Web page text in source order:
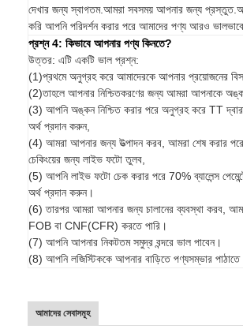
দেখার জন্য স্বাগতম.আমরা সবসময় আপনার জন্য
করি আপনি পরিদর্শন করার পরে আমাদের পণ্য আরও
প্রশ্ন 4: কিভাবে আপনার পণ্য কিনতে?
উত্তর: এটি একটি ভাল প্রশ্ন:
(1)প্রথমে অনুগ্রহ করে আমাদেরকে আপনার প্রয়োজনের
(2)তাহলে আপনার নিশ্চিতকরণের জন্য আমরা আপনাকে
(3) আপনি অঙ্কন নিশ্চিত করার পরে অনুগ্রহ করে TT
অর্থ প্রদান করুন,
(4) আমরা আপনার জন্য উত্পাদন করব, আমরা শেষ করার
চেকিংয়ের জন্য লাইভ ফটো তুলব,
(5) আপনি লাইভ ফটো চেক করার পরে 70% ব্যালেন্স
অর্থ প্রদান করুন।
(6) তারপর আমরা আপনার জন্য চালানের ব্যবস্থা করব,
FOB বা CNF(CFR) করতে পারি।
(7) আপনি আপনার নিকটতম সমুদ্র বন্দরে ভাল পাবেন।
(8) আপনি লজিস্টিককে আপনার বাড়িতে পণ্যসম্ভার পাঠাতে
আমাদের সেবাসমূহ